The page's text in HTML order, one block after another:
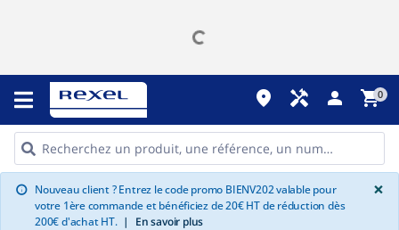
place handyman person shopping_cart0
info Nouveau client ? Entrez le code promo BIENV202 valable pour
votre 1ère commande et bénéficiez de 20€ HT de réduction dès
200€ d'achat HT. | En savoir plus
×